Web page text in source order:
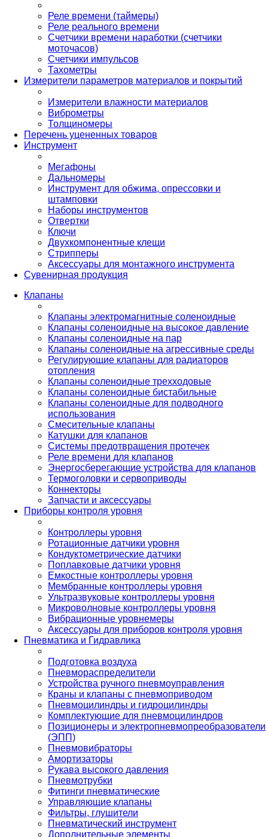
Реле времени (таймеры)
Реле реального времени
Счетчики времени наработки (счетчики
моточасов)
Счетчики импульсов
Тахометры
Измерители параметров материалов и покрытий
Измерители влажности материалов
Виброметры
Толщиномеры
Перечень уцененных товаров
Инструмент
Мегафоны
Дальномеры
Инструмент для обжима, опрессовки и
штамповки
Наборы инструментов
Отвертки
Ключи
Двухкомпонентные клещи
Стрипперы
Аксессуары для монтажного инструмента
Сувенирная продукция
Клапаны
Клапаны электромагнитные соленоидные
Клапаны соленоидные на высокое давление
Клапаны соленоидные на пар
Клапаны соленоидные на агрессивные среды
Регулирующие клапаны для радиаторов
отопления
Клапаны соленоидные трехходовые
Клапаны соленоидные бистабильные
Клапаны соленоидные для подводного
использования
Смесительные клапаны
Катушки для клапанов
Системы предотвращения протечек
Реле времени для клапанов
Энергосберегающие устройства для клапанов
Термоголовки и сервоприводы
Коннекторы
Запчасти и аксессуары
Приборы контроля уровня
Контроллеры уровня
Ротационные датчики уровня
Кондуктометрические датчики
Поплавковые датчики уровня
Емкостные контроллеры уровня
Мембранные контроллеры уровня
Ультразвуковые контроллеры уровня
Микроволновые контроллеры уровня
Вибрационные уровнемеры
Аксессуары для приборов контроля уровня
Пневматика и Гидравлика
Подготовка воздуха
Пневмораспределители
Устройства ручного пневмоуправления
Краны и клапаны с пневмоприводом
Пневмоцилиндры и гидроцилиндры
Комплектующие для пневмоцилиндров
Позиционеры и электропневмопреобразователи
(ЭПП)
Пневмовибраторы
Амортизаторы
Рукава высокого давления
Пневмотрубки
Фитинги пневматические
Управляющие клапаны
Фильтры, глушители
Пневматический инструмент
Дополнительные элементы